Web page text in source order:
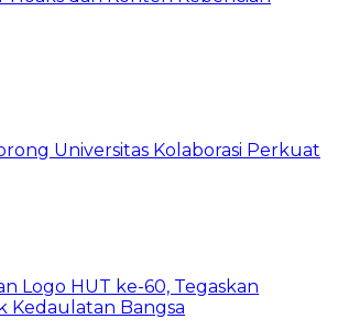
Universitas Kolaborasi Perkuat
Logo HUT ke-60, Tegaskan
Bangsa